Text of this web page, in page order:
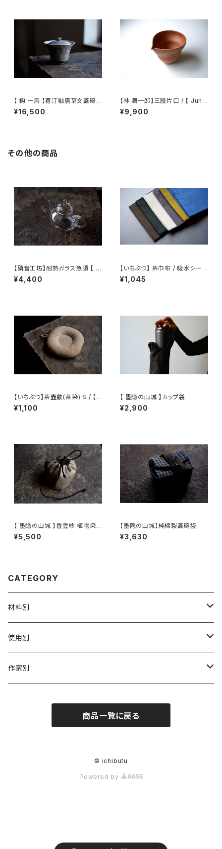
【 鈎 一馬 】蒼汀釉唐草文蓋碗 /
【 kazuma magari 】Gaiwan
¥16,500
【林 潤一郎】三股片口 / 【 Junic
hiro Hayashi 】Katakuchi
¥9,900
その他の商品
【硝音工坊】耐熱ガラス急須 【 S
hione Studio】Borosilicate
glass teapot
¥4,400
【いちぶつ】 茶巾布 / 吸水シート
(カビが生えない)
¥1,045
【いちぶつ】茶壺敷(茶染) S / 【Ic
¥1,100
【 墨隐の山城 】カップ袋
¥2,900
【 墨隐の山城 】香雲紗 植物染
仕覆 めカップ袋 【 Ink & Moun
tain Tea Atelier】Tea Cadd
¥5,500
【墨隠の山城】純綿製蓋碗袋内【
【 墨隐の山城 】香雲紗 植物染
仕覆 めカップ袋 【 Ink & Moun
¥3,630
CATEGORY
材料別
陶磁器
ガラス
使用別
茶壺 急须 土瓶
作家別
商品一覧に戻る
© ichibutu
Powered by